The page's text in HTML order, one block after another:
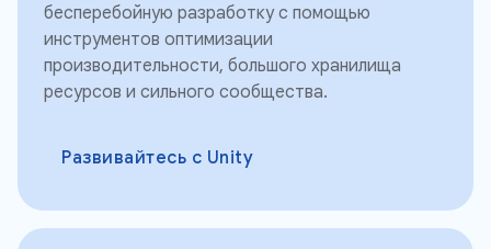
бесперебойную разработку с помощью
инструментов оптимизации
производительности, большого хранилища
ресурсов и сильного сообщества.
Развивайтесь с Unity